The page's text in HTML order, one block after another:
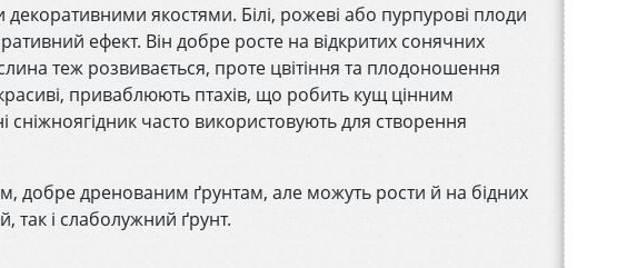
якостями. Білі, рожеві або пурпурові плоди
ефект. Він добре росте на відкритих сонячних
теж розвивається, проте цвітіння та плодоношення
приваблюють птахів, що робить кущ цінним
сніжноягідник часто використовують для створення
добре дренованим ґрунтам, але можуть рости й на бідних
так і слаболужний ґрунт.